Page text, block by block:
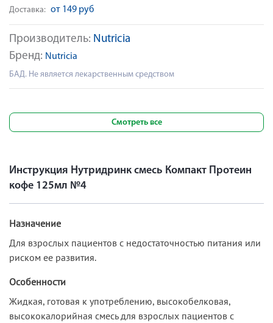
Производитель: Nutricia
Бренд: Nutricia
БАД. Не является лекарственным средством
Доставка: от 149 руб
Смотреть все
Инструкция Нутридринк смесь Компакт Протеин
кофе 125мл №4
Назначение
Для взрослых пациентов с недостаточностью питания или
риском ее развития.
Особенности
Жидкая, готовая к употреблению, высокобелковая,
высококалорийная смесь для взрослых пациентов с